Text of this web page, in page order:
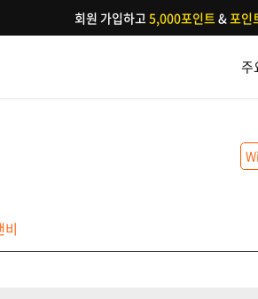
주
회원 가입하고5,000포인트&포인
비